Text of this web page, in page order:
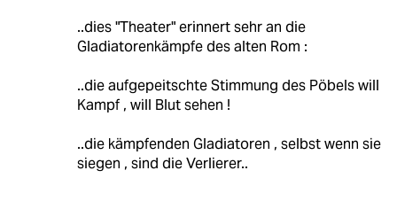
..dies "Theater" erinnert sehr an die
Gladiatorenkämpfe des alten Rom :
..die aufgepeitschte Stimmung des Pöbels will
Kampf , will Blut sehen !
..die kämpfenden Gladiatoren , selbst wenn sie
siegen , sind die Verlierer..